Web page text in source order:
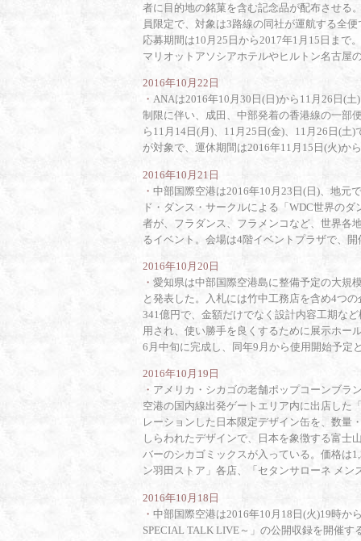
者に目的地の銘菓を含む記念品が配布させる
員限定で、対象は3路線の同社が運航する全
応募期間は10月25日から2017年1月15日まで
マリオットアソシアホテルやヒルトン名古屋
2016年10月22日
・ ANAは2016年10月30日(日)から11月26日(
制限に伴い、成田、中部発着の香港線の一部
ら11月14日(月)、11月25日(金)、11月26日(土
が対象で、運休期間は2016年11月15日(火)か
2016年10月21日
・ 中部国際空港は2016年10月23日(日)、地元
ド・ダンス・サークルによる「WDC世界の
者が、フラダンス、フラメンコなど、世界各
るイベント。会場は4階イベントプラザで、
2016年10月20日
・ 愛知県は中部国際空港島に整備予定の大規
と発表した。入札には竹中工務店を含め4つ
341億円で、金額だけでなく設計内容工期な
用され、使い勝手を良くするために展示ホー
6月中旬に完成し、同年9月から使用開始予定
2016年10月19日
・ アメリカ・シカゴの老舗ポップコーンブラ
空港の国内線出発ゲートエリア内に出店した
レーションした日本限定デザイン缶を、数量
しらわれたデザインで、日本を象徴する富士
バーのシカゴミックスが入っている。価格は
ン羽田ストア」各店、「セタンサローネ メン
2016年10月18日
・ 中部国際空港は2016年10月18日(火)19時か
SPECIAL TALK LIVE～」の公開収録を開催